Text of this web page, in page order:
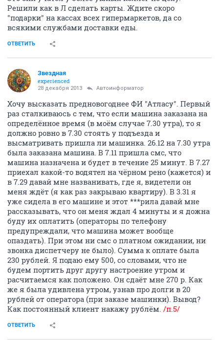
Решили как в Л сделать карты. Ждите скоро
"подарки" на кассах всех гипермаркетов, да со
всякими службами доставки еды.
ОТВЕТИТЬ
Звездная
experienced
28 декабря 2013 Автоинформатор
Хочу высказать предновогоднее ФИ "Атласу". Первый
раз сталкиваюсь с тем, что если машина заказана на
определённое время (в моём случае 7.30 утра), то я
должно ровно в 7.30 стоять у подъезда и
высматривать пришла ли машинка. 26.12 на 7.30 утра
была заказана машина. В 7.11 пришла смс, что
машина назначена и будет в течение 25 минут. В 7.27
приехал какой-то водятел на чёрном рено (кажется) и
в 7.29 давай мне названивать, где я, видетели он
меня ждёт (я как раз закрываю квартиру). В 3.31 я
уже сидела в его машине и этот ***рила давай мне
рассказывать, что он меня ждал 4 минуты и я дожна
буду их оплатить (операторы по телефону
предупреждали, что машина может вообще
опаздать). При этом ни смс о платном ожидании, ни
звонка диспетчеру не было). Сумма к оплате была
230 рублей. Я подаю ему 500, со словами, что не
будем портить друг другу настроение утром и
расчитаемся как положено. Он сдаёт мне 270 р. Как
же я была удивлена утром, узнав про долги в 20
рублей от оператора (при заказе машинки). Вывод?
Как постоянный клиент накажу рублём. /п.5/
ОТВЕТИТЬ